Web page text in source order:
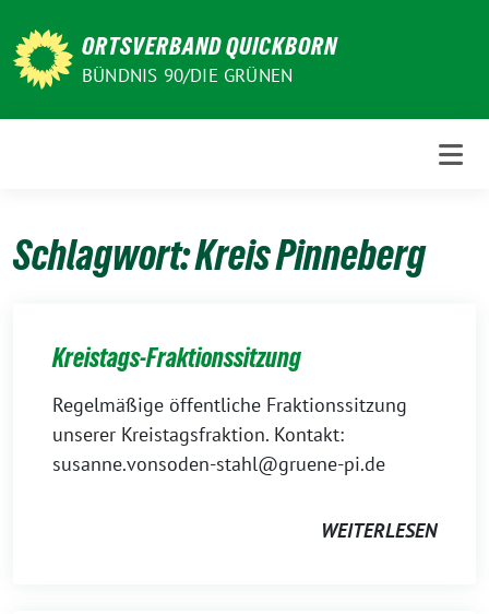
zum
Inhalt
ORTSVERBAND QUICKBORN
BÜNDNIS 90/DIE GRÜNEN
Schlagwort:Kreis Pinneberg
Kreistags-Fraktionssitzung
Regelmäßige öffentliche Fraktionssitzung
unserer Kreistagsfraktion. Kontakt:
susanne.vonsoden-stahl@gruene-pi.de
WEITERLESEN